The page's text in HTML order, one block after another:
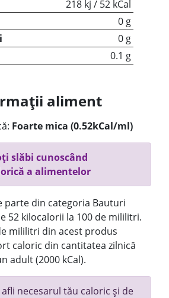
218 kj / 52 kCal
0 g
0 g
0.1 g
aliment
Foarte mica (0.52kCal/ml)
slăbi cunoscând
a alimentelor
parte din categoria Bauturi
52 kilocalorii la 100 de mililitri.
mililitri din acest produs
caloric din cantitatea zilnică
adult (2000 kCal).
afli necesarul tău caloric și de